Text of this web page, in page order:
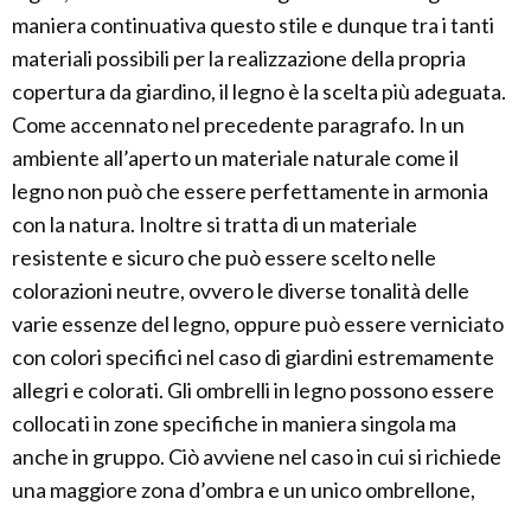
maniera continuativa questo stile e dunque tra i tanti
materiali possibili per la realizzazione della propria
copertura da giardino, il legno è la scelta più adeguata.
Come accennato nel precedente paragrafo. In un
ambiente all’aperto un materiale naturale come il
legno non può che essere perfettamente in armonia
con la natura. Inoltre si tratta di un materiale
resistente e sicuro che può essere scelto nelle
colorazioni neutre, ovvero le diverse tonalità delle
varie essenze del legno, oppure può essere verniciato
con colori specifici nel caso di giardini estremamente
allegri e colorati. Gli ombrelli in legno possono essere
collocati in zone specifiche in maniera singola ma
anche in gruppo. Ciò avviene nel caso in cui si richiede
una maggiore zona d’ombra e un unico ombrellone,